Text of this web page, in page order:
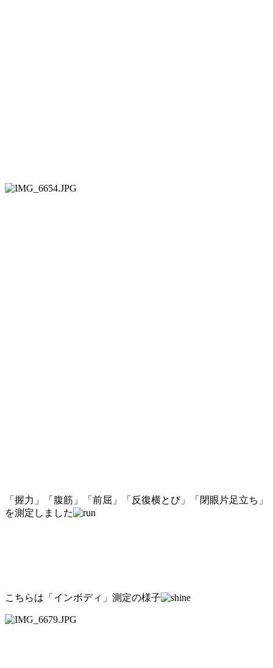
「握力」「腹筋」「前屈」「反復横とび」「閉眼片足立ち」
を測定しました
こちらは「インボディ」測定の様子